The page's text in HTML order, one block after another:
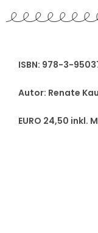
ISBN: 978-3-
Autor: Renate
EURO 24,50 inkl.